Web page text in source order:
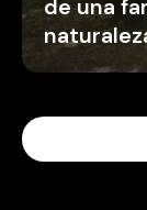
de una